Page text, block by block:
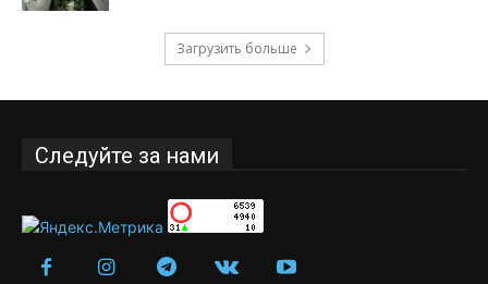
Загрузить больше
Следуйте за нами